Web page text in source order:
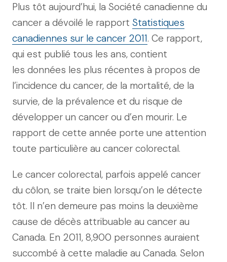
Plus tôt aujourd’hui, la Société canadienne du
cancer a dévoilé le rapport Statistiques
canadiennes sur le cancer 2011. Ce rapport,
qui est publié tous les ans, contient
les données les plus récentes à propos de
l’incidence du cancer, de la mortalité, de la
survie, de la prévalence et du risque de
développer un cancer ou d’en mourir. Le
rapport de cette année porte une attention
toute particulière au cancer colorectal.
Le cancer colorectal, parfois appelé cancer
du côlon, se traite bien lorsqu’on le détecte
tôt. Il n’en demeure pas moins la deuxième
cause de décès attribuable au cancer au
Canada. En 2011, 8,900 personnes auraient
succombé à cette maladie au Canada. Selon